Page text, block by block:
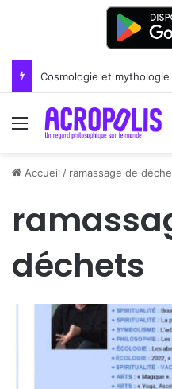
Cosmologie et mythologie
Menu
Accueil / ramassage de
déchets